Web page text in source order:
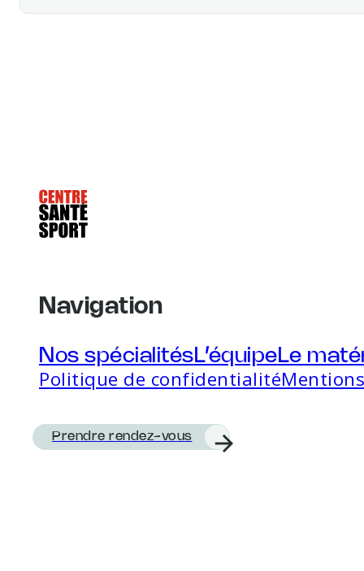
Navigation
Nos spécialitésL’équipeLe
Politique de confidentialité
Prendre rendez-vous